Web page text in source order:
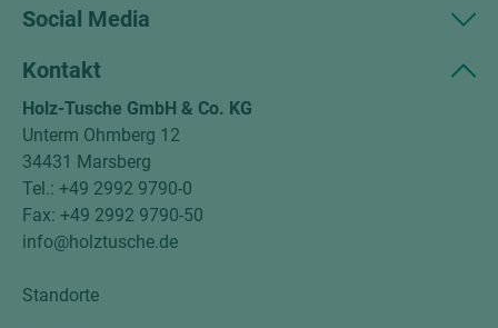
Social Media
Kontakt
Holz-Tusche GmbH & Co. KG
Unterm Ohmberg 12
34431 Marsberg
Tel.: +49 2992 9790-0
Fax: +49 2992 9790-50
info@holztusche.de
Standorte